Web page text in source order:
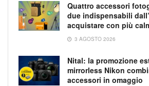
Quattro accessori
due indispensabili
acquistare con più
3 AGOSTO 2026
Nital: la promozione
mirrorless Nikon
accessori in omaggio